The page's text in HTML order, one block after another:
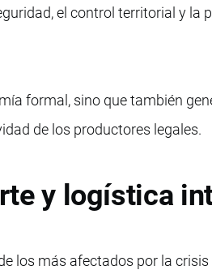
el control territorial y la
formal, sino que también
de los productores legales.
y logística
los más afectados por la